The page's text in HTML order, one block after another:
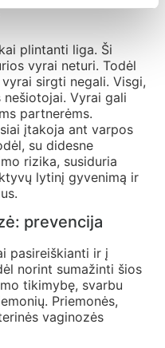
plintanti liga. Ši
vyrai neturi. Todėl
sirgti negali. Visgi,
Vyrai gali
partnerėms.
įtakoja ant varpos
su didesne
rizika, susiduria
lytinį gyvenimą ir
prevencija
pasireiškianti ir į
norint sumažinti šios
tikimybę, svarbu
Priemonės,
vaginozės